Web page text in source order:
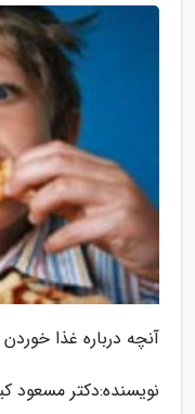
آنچه درباره غذا
نویسنده:دکتر مسعود